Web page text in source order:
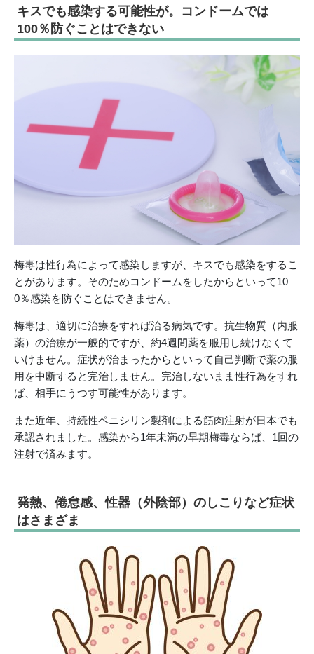
キスでも感染する可能性が。コンドームでは
100％防ぐことはできない
梅毒は性行為によって感染しますが、キスでも感染をするこ
とがあります。そのためコンドームをしたからといって10
0％感染を防ぐことはできません。
梅毒は、適切に治療をすれば治る病気です。抗生物質（内服
薬）の治療が一般的ですが、約4週間薬を服用し続けなくて
いけません。症状が治まったからといって自己判断で薬の服
用を中断すると完治しません。完治しないまま性行為をすれ
ば、相手にうつす可能性があります。
また近年、持続性ペニシリン製剤による筋肉注射が日本でも
承認されました。感染から1年未満の早期梅毒ならば、1回の
注射で済みます。
発熱、倦怠感、性器（外陰部）のしこりなど症状
はさまざま